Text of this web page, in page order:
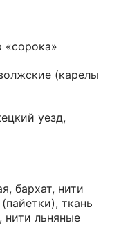
«сорока»
(карелы
уезд,
бархат, нити
ткань
нити льняные